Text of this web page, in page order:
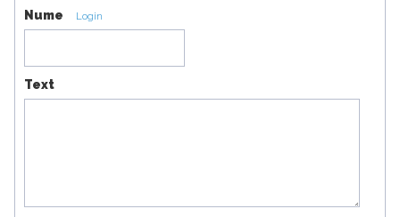
Nume Login
Text